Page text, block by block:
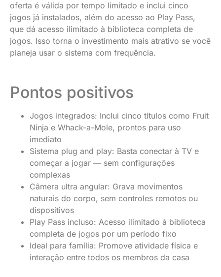
oferta é válida por tempo limitado e inclui cinco
jogos já instalados, além do acesso ao Play Pass,
que dá acesso ilimitado à biblioteca completa de
jogos. Isso torna o investimento mais atrativo se você
planeja usar o sistema com frequência.
Pontos positivos
Jogos integrados: Inclui cinco títulos como Fruit
Ninja e Whack-a-Mole, prontos para uso
imediato
Sistema plug and play: Basta conectar à TV e
começar a jogar — sem configurações
complexas
Câmera ultra angular: Grava movimentos
naturais do corpo, sem controles remotos ou
dispositivos
Play Pass incluso: Acesso ilimitado à biblioteca
completa de jogos por um período fixo
Ideal para família: Promove atividade física e
interação entre todos os membros da casa